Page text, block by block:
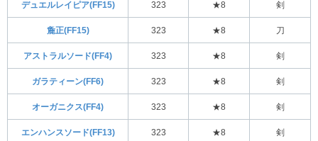
デュエルレイピア(FF15) 323 ★8 剣
麁正(FF15) 323 ★8 刀
アストラルソード(FF4) 323 ★8 剣
ガラティーン(FF6) 323 ★8 剣
オーガニクス(FF4) 323 ★8 剣
エンハンスソード(FF13) 323 ★8 剣